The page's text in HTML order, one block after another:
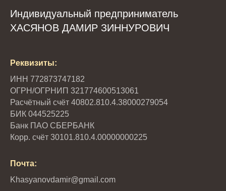
Индивидуальный предприниматель
ХАСЯНОВ ДАМИР ЗИННУРОВИЧ
Реквизиты:
ИНН 772873747182
ОГРН/ОГРНИП 321774600513061
Расчётный счёт 40802.810.4.38000279054
БИК 044525225
Банк ПАО СБЕРБАНК
Корр. счёт 30101.810.4.00000000225
Почта:
Khasyanovdamir@gmail.com